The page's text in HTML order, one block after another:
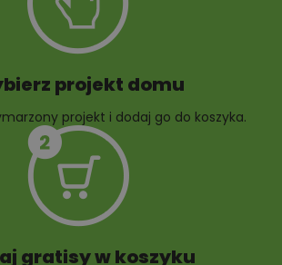
rabat
projekt domu
projekt i dodaj go do koszyka.
gratisy w koszyku